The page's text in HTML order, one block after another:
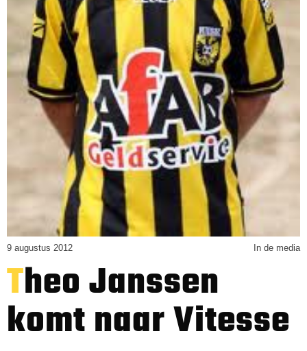
9 augustus 2012 In de media
Theo Janssen
komt naar Vitesse